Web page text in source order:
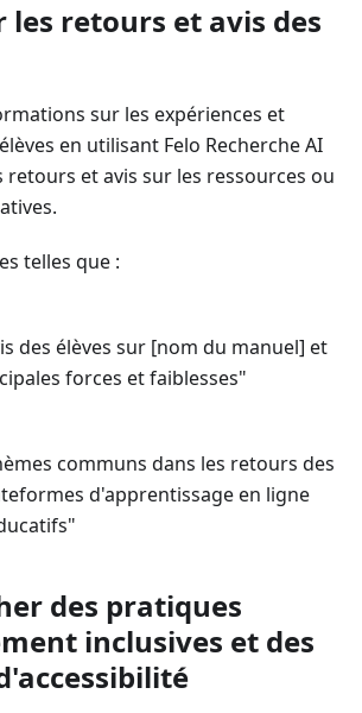
les retours et avis des
sur les expériences et
en utilisant Felo Recherche AI
retours et avis sur les ressources ou
telles que :
des élèves sur [nom du manuel] et
forces et faiblesses"
communs dans les retours des
d'apprentissage en ligne
des pratiques
inclusives et des